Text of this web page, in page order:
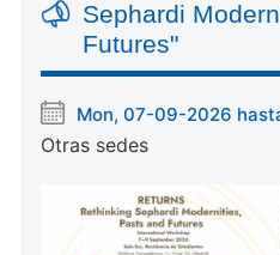
Sephardi
Futures"
Mon, 07-09-2026
Otras sedes